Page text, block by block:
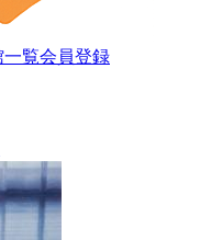
一覧会員登録